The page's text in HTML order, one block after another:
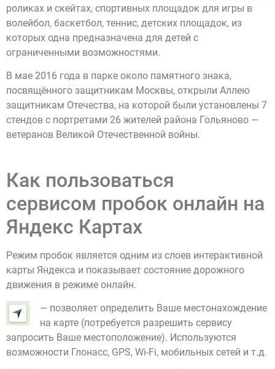
роликах и скейтах, спортивных площадок для игры в
волейбол, баскетбол, теннис, детских площадок, из
которых одна предназначена для детей с
ограниченными возможностями.
В мае 2016 года в парке около памятного знака,
посвящённого защитникам Москвы, открыли Аллею
защитникам Отечества, на которой были установлены 7
стендов с портретами 26 жителей района Гольяново —
ветеранов Великой Отечественной войны.
Как пользоваться
сервисом пробок онлайн на
Яндекс Картах
Режим пробок является одним из слоев интерактивной
карты Яндекса и показывает состояние дорожного
движения в режиме онлайн.
— позволяет определить Ваше местонахождение
на карте (потребуется разрешить сервису
запросить Ваше местоположение). Используются
возможности Глонасс, GPS, Wi-Fi, мобильных сетей и т.д.